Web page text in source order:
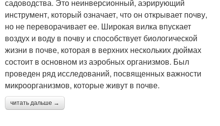
садоводства. Это неинверсионный, аэрирующий
инструмент, который означает, что он открывает почву,
но не переворачивает ее. Широкая вилка впускает
воздух и воду в почву и способствует биологической
жизни в почве, которая в верхних нескольких дюймах
состоит в основном из аэробных организмов. Был
проведен ряд исследований, посвященных важности
микроорганизмов, которые живут в почве.
читать дальше →